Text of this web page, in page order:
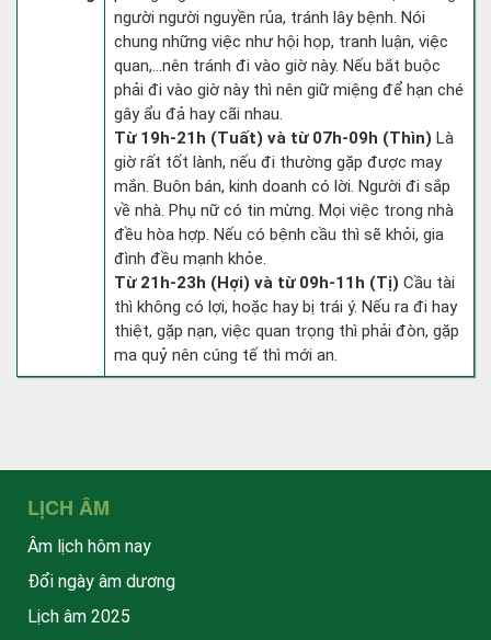
người người nguyền rủa, tránh lây bệnh. Nói
chung những việc như hội họp, tranh luận, việc
quan,…nên tránh đi vào giờ này. Nếu bắt buộc
phải đi vào giờ này thì nên giữ miệng để hạn ché
gây ẩu đả hay cãi nhau.
Từ 19h-21h (Tuất) và từ 07h-09h (Thìn) Là
giờ rất tốt lành, nếu đi thường gặp được may
mắn. Buôn bán, kinh doanh có lời. Người đi sắp
về nhà. Phụ nữ có tin mừng. Mọi việc trong nhà
đều hòa hợp. Nếu có bệnh cầu thì sẽ khỏi, gia
đình đều mạnh khỏe.
Từ 21h-23h (Hợi) và từ 09h-11h (Tị) Cầu tài
thì không có lợi, hoặc hay bị trái ý. Nếu ra đi hay
thiệt, gặp nạn, việc quan trọng thì phải đòn, gặp
ma quỷ nên cúng tế thì mới an.
LỊCH ÂM
Âm lịch hôm nay
Đổi ngày âm dương
Lịch âm 2025